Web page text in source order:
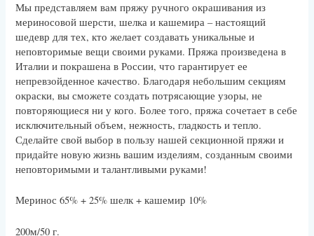
Мы представляем вам пряжу ручного окрашивания из
мериносовой шерсти, шелка и кашемира – настоящий
шедевр для тех, кто желает создавать уникальные и
неповторимые вещи своими руками. Пряжа произведена в
Италии и покрашена в России, что гарантирует ее
непревзойденное качество. Благодаря небольшим секциям
окраски, вы сможете создать потрясающие узоры, не
повторяющиеся ни у кого. Более того, пряжа сочетает в себе
исключительный объем, нежность, гладкость и тепло.
Сделайте свой выбор в пользу нашей секционной пряжи и
придайте новую жизнь вашим изделиям, созданным своими
неповторимыми и талантливыми руками!
Меринос 65% + 25% шелк + кашемир 10%
200м/50 г.